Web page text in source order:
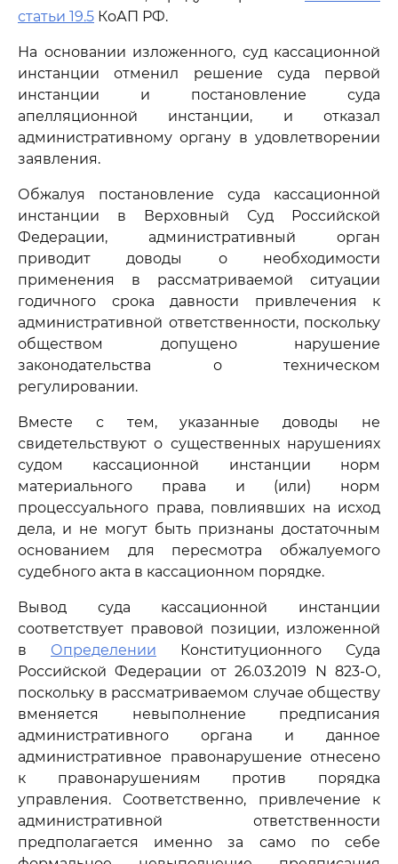
статьи 19.5 КоАП РФ.
На основании изложенного, суд кассационной
инстанции отменил решение суда первой
инстанции и постановление суда
апелляционной инстанции, и отказал
административному органу в удовлетворении
заявления.
Обжалуя постановление суда кассационной
инстанции в Верховный Суд Российской
Федерации, административный орган
приводит доводы о необходимости
применения в рассматриваемой ситуации
годичного срока давности привлечения к
административной ответственности, поскольку
обществом допущено нарушение
законодательства о техническом
регулировании.
Вместе с тем, указанные доводы не
свидетельствуют о существенных нарушениях
судом кассационной инстанции норм
материального права и (или) норм
процессуального права, повлиявших на исход
дела, и не могут быть признаны достаточным
основанием для пересмотра обжалуемого
судебного акта в кассационном порядке.
Вывод суда кассационной инстанции
соответствует правовой позиции, изложенной
в Определении Конституционного Суда
Российской Федерации от 26.03.2019 N 823-О,
поскольку в рассматриваемом случае обществу
вменяется невыполнение предписания
административного органа и данное
административное правонарушение отнесено
к правонарушениям против порядка
управления. Соответственно, привлечение к
административной ответственности
предполагается именно за само по себе